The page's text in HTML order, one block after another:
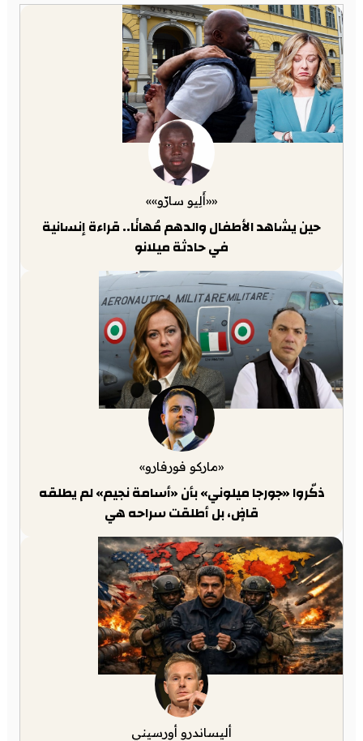
««أَلِيو سارّو»»
حين يشاهد الأطفال والدهم مُهانًا.. قراءة إنسانية
في حادثة ميلانو
«ماركو فورفارو»
ذكّروا «جورجا ميلوني» بأن «أسامة نجيم» لم يطلقه
قاضٍ، بل أطلقت سراحه هي
أليساندرو أورسيني